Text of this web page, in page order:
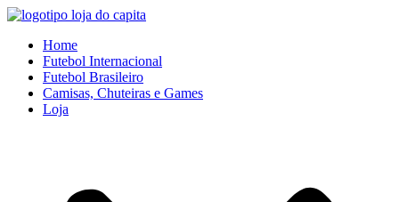
Ir
conteúdo
Home
Futebol Internacional
Futebol Brasileiro
Camisas, Chuteiras e Games
Loja